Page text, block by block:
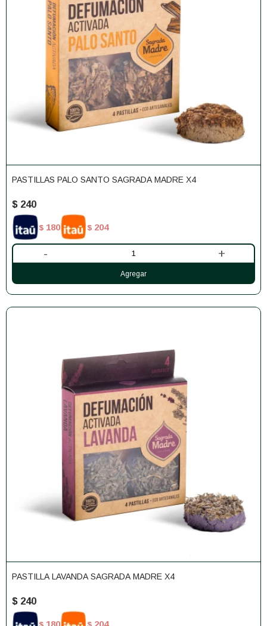
PASTILLAS PALO SANTO SAGRADA MADRE X4
$ 240
$ 180 $ 204
- +
PASTILLA LAVANDA SAGRADA MADRE X4
$ 240
180 204